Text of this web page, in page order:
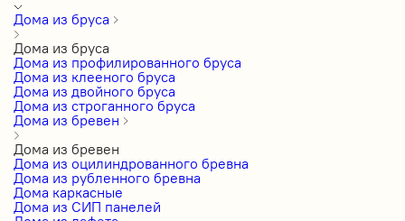
Дома из бруса
Дома из бруса
Дома из профилированного бруса
Дома из клееного бруса
Дома из двойного бруса
Дома из строганного бруса
Дома из бревен
Дома из бревен
Дома из оцилиндрованного бревна
Дома из рубленного бревна
Дома каркасные
Дома из СИП панелей